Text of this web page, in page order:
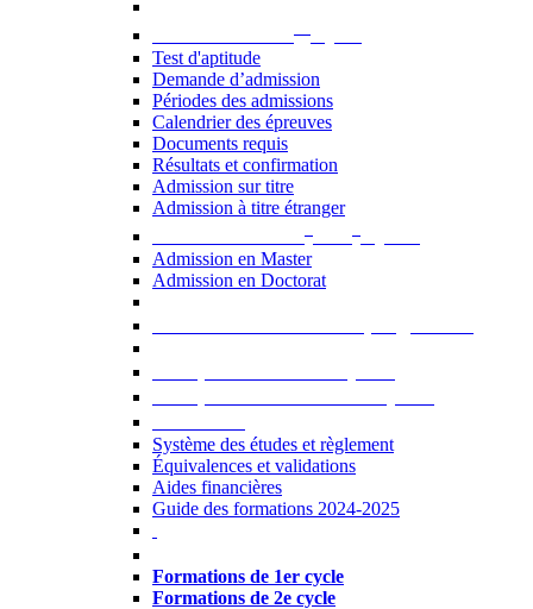
Test d'aptitude
Demande d’admission
Périodes des admissions
Calendrier des épreuves
Documents requis
Résultats et confirmation
Admission sur titre
Admission à titre étranger
Admission en Master
Admission en Doctorat
Système des études et règlement
Équivalences et validations
Aides financières
Guide des formations 2024-2025
Formations de 1er cycle
Formations de 2e cycle